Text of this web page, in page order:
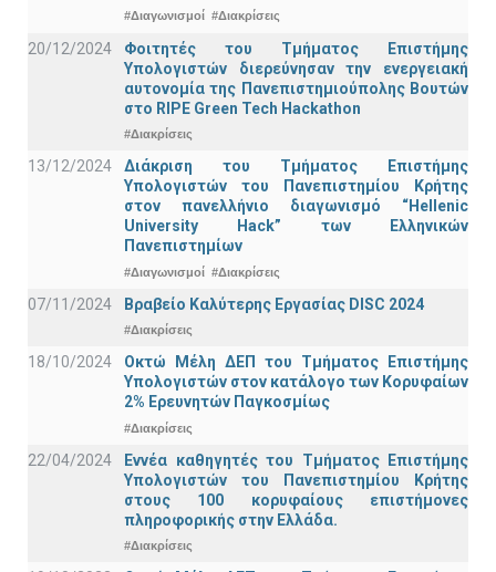
#Διαγωνισμοί #Διακρίσεις
20/12/2024
Φοιτητές του Τμήματος Επιστήμης
Υπολογιστών διερεύνησαν την ενεργειακή
αυτονομία της Πανεπιστημιούπολης Βουτών
στο RIPE Green Tech Hackathon
#Διακρίσεις
13/12/2024
Διάκριση του Τμήματος Επιστήμης
Υπολογιστών του Πανεπιστημίου Κρήτης
στον πανελλήνιο διαγωνισμό “Hellenic
University Hack” των Ελληνικών
Πανεπιστημίων
#Διαγωνισμοί #Διακρίσεις
07/11/2024 Βραβείο Καλύτερης Εργασίας DISC 2024
#Διακρίσεις
18/10/2024
Οκτώ Μέλη ΔΕΠ του Τμήματος Επιστήμης
Υπολογιστών στον κατάλογο των Κορυφαίων
2% Ερευνητών Παγκοσμίως
#Διακρίσεις
22/04/2024
Εννέα καθηγητές του Τμήματος Επιστήμης
Υπολογιστών του Πανεπιστημίου Κρήτης
στους 100 κορυφαίους επιστήμονες
πληροφορικής στην Ελλάδα.
#Διακρίσεις